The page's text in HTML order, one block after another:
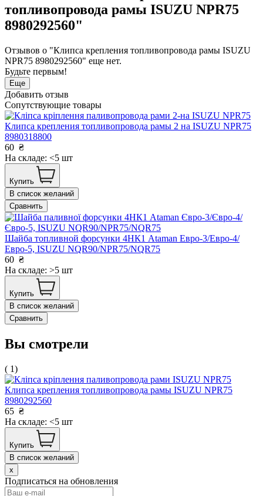
топливопровода рамы ISUZU NPR75
8980292560"
Отзывов о "Клипса крепления топливопровода рамы ISUZU
NPR75 8980292560" еще нет.
Будьте первым!
Еще
Добавить отзыв
Сопутствующие товары
Клипса крепления топливопровода рамы 2 на ISUZU NPR75
8980318800
60 ₴
На складе: <5 шт
Купить
В список желаний
Сравнить
Шайба топливной форсунки 4HК1 Ataman Евро-3/Евро-4/
Евро-5, ISUZU NQR90/NPR75/NQR75
60 ₴
На складе: >5 шт
Купить
В список желаний
Сравнить
Вы смотрели
( 1)
Клипса крепления топливопровода рамы ISUZU NPR75
8980292560
65 ₴
На складе: <5 шт
Купить
В список желаний
x
Подписаться на обновления